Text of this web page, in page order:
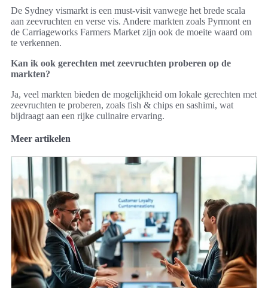
De Sydney vismarkt is een must-visit vanwege het brede scala
aan zeevruchten en verse vis. Andere markten zoals Pyrmont en
de Carriageworks Farmers Market zijn ook de moeite waard om
te verkennen.
Kan ik ook gerechten met zeevruchten proberen op de
markten?
Ja, veel markten bieden de mogelijkheid om lokale gerechten met
zeevruchten te proberen, zoals fish & chips en sashimi, wat
bijdraagt aan een rijke culinaire ervaring.
Meer artikelen